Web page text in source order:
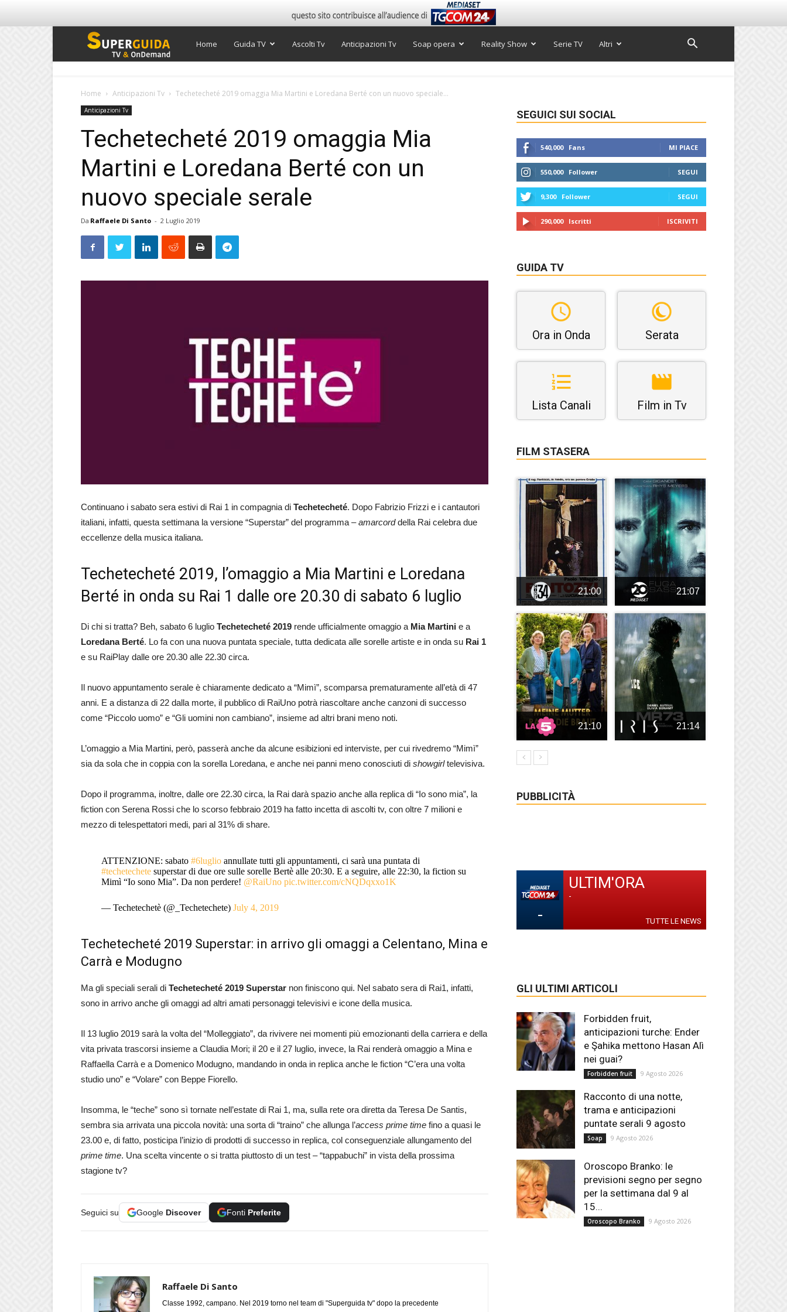
Super
Home Guida TV Ascolti Tv Anticipazioni Tv Soap opera Reality Show Serie TV Altri
Home Anticipazioni Tv Techetecheté 2019 omaggia Mia Martini e Loredana Berté con un nuovo speciale...
Anticipazioni Tv
Techetecheté 2019 omaggia Mia
Martini e Loredana Berté con un
nuovo speciale serale
Da Raffaele Di Santo - 2 Luglio 2019
Continuano i sabato sera estivi di Rai 1 in compagnia di Techetecheté. Dopo Fabrizio Frizzi e i cantautori
italiani, infatti, questa settimana la versione “Superstar” del programma –amarcorddella Rai celebra due
eccellenze della musica italiana.
Techetecheté 2019, l’omaggio a Mia Martini e Loredana
Berté in onda su Rai 1 dalle ore 20.30 di sabato 6 luglio
Di chi si tratta? Beh, sabato 6 luglio Techetecheté 2019 rende ufficialmente omaggio a Mia Martini e a
Loredana Berté. Lo fa con una nuova puntata speciale, tutta dedicata alle sorelle artiste e in onda su Rai 1
e su RaiPlay dalle ore 20.30 alle 22.30 circa.
Il nuovo appuntamento serale è chiaramente dedicato a “Mimì”, scomparsa prematuramente all’età di 47
anni. E a distanza di 22 dalla morte, il pubblico di RaiUno potrà riascoltare anche canzoni di successo
come “Piccolo uomo” e “Gli uomini non cambiano”, insieme ad altri brani meno noti.
L’omaggio a Mia Martini, però, passerà anche da alcune esibizioni ed interviste, per cui rivedremo “Mimì”
sia da sola che in coppia con la sorella Loredana, e anche nei panni meno conosciuti di showgirltelevisiva.
Dopo il programma, inoltre, dalle ore 22.30 circa, la Rai darà spazio anche alla replica di “Io sono mia”, la
fiction con Serena Rossi che lo scorso febbraio 2019 ha fatto incetta di ascolti tv, con oltre 7 milioni e
mezzo di telespettatori medi, pari al 31% di share.
ATTENZIONE: sabato #6luglioannullate tutti gli appuntamenti, ci sarà una puntata di
#techetechetesuperstar di due ore sulle sorelle Bertè alle 20:30. E a seguire, alle 22:30, la fiction su
Mimì “Io sono Mia”. Da non perdere! @RaiUno pic.twitter.com/cNQDqxxo1K
— Techetechetè (@_Techetechete) July 4, 2019
Techetecheté 2019 Superstar: in arrivo gli omaggi a Celentano, Mina e
Carrà e Modugno
Ma gli speciali serali di Techetecheté 2019 Superstar non finiscono qui. Nel sabato sera di Rai1, infatti,
sono in arrivo anche gli omaggi ad altri amati personaggi televisivi e icone della musica.
Il 13 luglio 2019 sarà la volta del “Molleggiato”, da rivivere nei momenti più emozionanti della carriera e della
vita privata trascorsi insieme a Claudia Mori; il 20 e il 27 luglio, invece, la Rai renderà omaggio a Mina e
Raffaella Carrà e a Domenico Modugno, mandando in onda in replica anche le fiction “C’era una volta
studio uno” e “Volare” con Beppe Fiorello.
Insomma, le “teche” sono sì tornate nell’estate di Rai 1, ma, sulla rete ora diretta da Teresa De Santis,
sembra sia arrivata una piccola novità: una sorta di “traino” che allunga l’access prime time fino a quasi le
23.00 e, di fatto, posticipa l’inizio di prodotti di successo in replica, col conseguenziale allungamento del
prime time. Una scelta vincente o si tratta piuttosto di un test – “tappabuchi” in vista della prossima
stagione tv?
Seguici su Google Discover Fonti Preferite
Raffaele Di Santo
Classe 1992, campano. Nel 2019 torno nel team di "Superguida tv" dopo la precedente
SEGUICI SUI SOCIAL
540,000 Fans MI PIACE
550,000 Follower SEGUI
9,300 Follower SEGUI
290,000 Iscritti ISCRIVITI
GUIDA TV
Ora in Onda Serata
Lista Canali Film in Tv
FILM STASERA
21:00 21:07
21:10 21:14
PUBBLICITÀ
-
ULTIM'ORA
-
TUTTE LE NEWS
GLI ULTIMI ARTICOLI
Forbidden fruit,
anticipazioni turche: Ender
e Şahika mettono Hasan Alì
nei guai?
Forbidden fruit 9 Agosto 2026
Racconto di una notte,
trama e anticipazioni
puntate serali 9 agosto
Soap 9 Agosto 2026
Oroscopo Branko: le
previsioni segno per segno
per la settimana dal 9 al
15...
Oroscopo Branko 9 Agosto 2026